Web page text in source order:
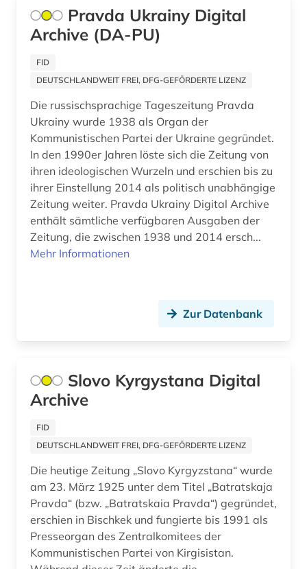
geschichte 1807-1929 (1)
geschichte 1918-1933 (1)
geschichte 1950-2005 (1)
geschichte 1996 (1)
gesellschaft (1)
gießen (1)
groningen (1)
hamburg (6)
handschrift (1)
hannover (1)
Pravda Ukrainy Digital
Archive (DA-PU)
FID
DEUTSCHLANDWEIT FREI, DFG-GEFÖRDERTE LIZENZ
Die russischsprachige Tageszeitung Pravda
Ukrainy wurde 1938 als Organ der
Kommunistischen Partei der Ukraine gegründet.
In den 1990er Jahren löste sich die Zeitung von
ihren ideologischen Wurzeln und erschien bis zu
ihrer Einstellung 2014 als politisch unabhängige
Zeitung weiter. Pravda Ukrainy Digital Archive
enthält sämtliche verfügbaren Ausgaben der
Zeitung, die zwischen 1938 und 2014 ersch...
Mehr Informationen
Zur Datenbank
Slovo Kyrgystana Digital
Archive
FID
DEUTSCHLANDWEIT FREI, DFG-GEFÖRDERTE LIZENZ
Die heutige Zeitung „Slovo Kyrgyzstana“ wurde
am 23. März 1925 unter dem Titel „Batratskaja
Pravda“ (bzw. „Batratskaia Pravda“) gegründet,
erschien in Bischkek und fungierte bis 1991 als
Presseorgan des Zentralkomitees der
Kommunistischen Partei von Kirgisistan.